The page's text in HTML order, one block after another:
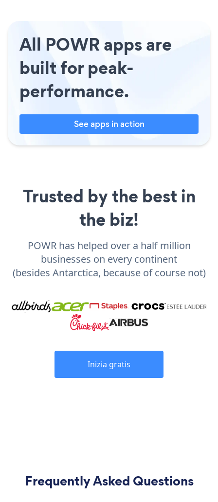
All POWR apps are
built for peak-
performance.
See apps in action
Trusted by the best in
the biz!
POWR has helped over a half million
businesses on every continent
(besides Antarctica, because of course not)
Inizia gratis
Frequently Asked Questions